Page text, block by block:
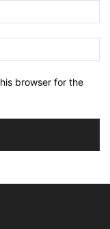
browser for the